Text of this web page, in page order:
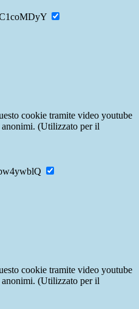
cookie tramite video youtube
anonimi. (Utilizzato per il
cookie tramite video youtube
anonimi. (Utilizzato per il